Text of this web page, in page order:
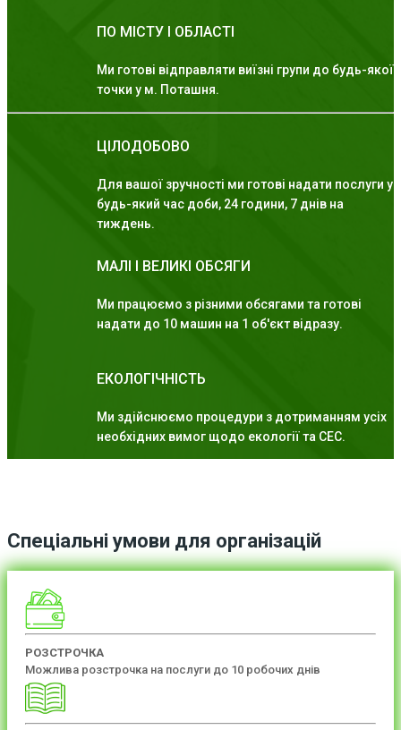
ПО МІСТУ І ОБЛАСТІ
Ми готові відправляти виїзні групи до будь-якої
точки у м. Поташня.
ЦІЛОДОБОВО
Для вашої зручності ми готові надати послуги у
будь-який час доби, 24 години, 7 днів на
тиждень.
МАЛІ І ВЕЛИКІ ОБСЯГИ
Ми працюємо з різними обсягами та готові
надати до 10 машин на 1 об'єкт відразу.
ЕКОЛОГІЧНІСТЬ
Ми здійснюємо процедури з дотриманням усіх
необхідних вимог щодо екології та СЕС.
Спеціальні умови для організацій
РОЗСТРОЧКА
Можлива розстрочка на послуги до 10 робочих днів